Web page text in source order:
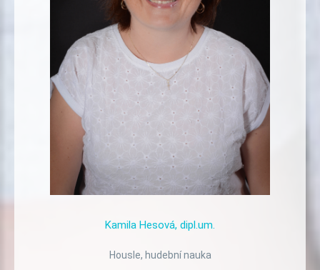
Kamila Hesová, dipl.um.
Housle, hudební nauka